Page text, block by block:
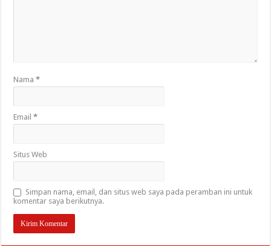
Nama*
Email*
Situs Web
Simpan nama, email, dan situs web saya pada peramban ini untuk
komentar saya berikutnya.